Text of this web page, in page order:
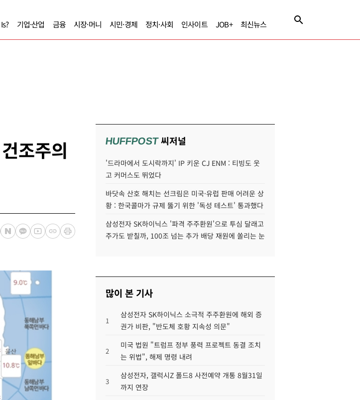
기업·산업 금융 시장·머니 시민·경제 정치·사회 인사이트 JOB+ 최신뉴스
조주의
HUFFPOST씨저널
'드라마에서 도시락까지' IP 키운 CJ ENM : 티빙도 웃
고 커머스도 뛰었다
바닷속 산호 해치는 선크림은 미국·유럽 판매 어려운 상
황 : 한국콜마가 규제 뚫기 위한 '독성 테스트' 통과했다
삼성전자 SK하이닉스 '파격 주주환원'으로 투심 달래고
주가도 받칠까, 100조 넘는 추가 배당 재원에 쏠리는 눈
많이 본 기사
1
삼성전자 SK하이닉스 소극적 주주환원에 해외 증
권가 비판, "반도체 호황 지속성 의문"
2
미국 법원 "트럼프 정부 풍력 프로젝트 동결 조치
는 위법", 해제 명령 내려
3
삼성전자, 갤럭시Z 폴드8 사전예약 개통 8월31일
까지 연장